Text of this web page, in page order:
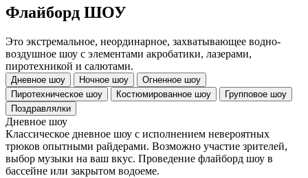
Флайборд ШОУ
Это экстремальное, неординарное, захватывающее водно-
воздушное шоу с элементами акробатики, лазерами,
пиротехникой и салютами.
Дневное шоу Ночное шоу
Огненное шоу
Пиротехническое шоу
Костюмированное шоу
Групповое шоу
Поздравлялки
Дневное шоу
Классическое дневное шоу с исполнением невероятных
трюков опытными райдерами. Возможно участие зрителей,
выбор музыки на ваш вкус. Проведение флайборд шоу в
бассейне или закрытом водоеме.